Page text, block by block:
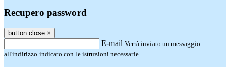
Recupero password
button close ×
E-mail Verrà inviato un messaggio
all'indirizzo indicato con le istruzioni necessarie.